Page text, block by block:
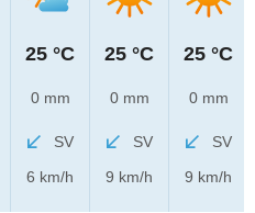
25 °C
0 mm
SV
6 km/h
25 °C
0 mm
SV
9 km/h
25 °C
0 mm
SV
9 km/h